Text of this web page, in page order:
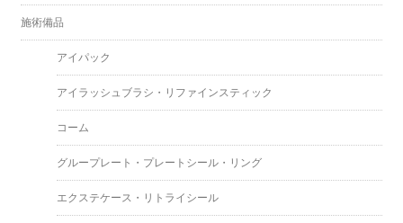
施術備品
アイパック
アイラッシュブラシ・リファインスティック
コーム
グループレート・プレートシール・リング
エクステケース・リトライシール